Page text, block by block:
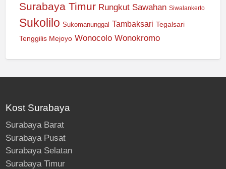
Surabaya Timur Rungkut Sawahan Siwalankerto
Sukolilo Sukomanunggal Tambaksari Tegalsari
Tenggilis Mejoyo Wonocolo Wonokromo
Kost Surabaya
Surabaya Barat
Surabaya Pusat
Surabaya Selatan
Surabaya Timur